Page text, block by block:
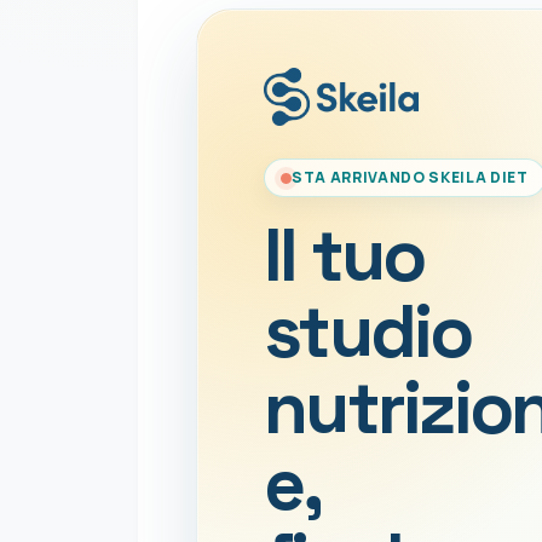
STA ARRIVANDO SKEILA DIET
Il tuo
studio
e,